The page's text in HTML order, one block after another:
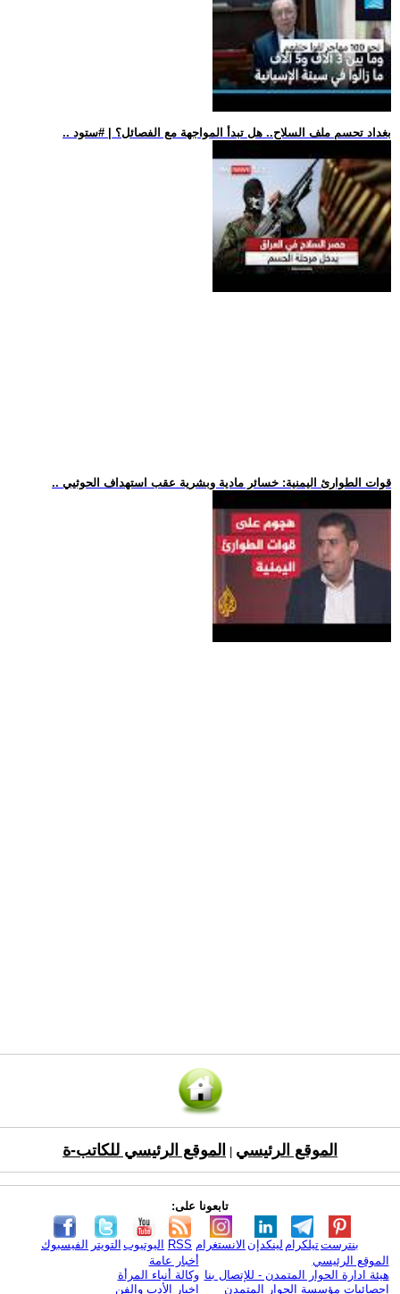
.. بغداد تحسم ملف السلاح.. هل تبدأ المواجهة مع الفصائل؟ | #ستود
.. قوات الطوارئ اليمنية: خسائر مادية وبشرية عقب استهداف الحوثيي
الموقع الرئيسي الموقع الرئيسي للكاتب-ة
تابعونا على:
الفيسبوك التويتر اليوتيوب RSS الانستغرام لينكدإن تيلكرامبنترست
الموقع الرئيسي
هيئة ادارة الحوار المتمدن - للإتصال بنا
إحصائيات مؤسسة الحوار المتمدن
أخبار عامة
وكالة أنباء المرأة
اخبار الأدب والفن